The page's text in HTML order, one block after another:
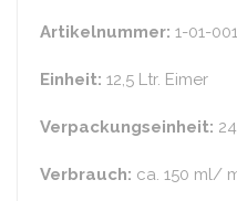
Artikelnummer: 1-01-001
Einheit: 12,5 Ltr. Eimer
Verpackungseinheit:
Verbrauch: ca. 150 ml/